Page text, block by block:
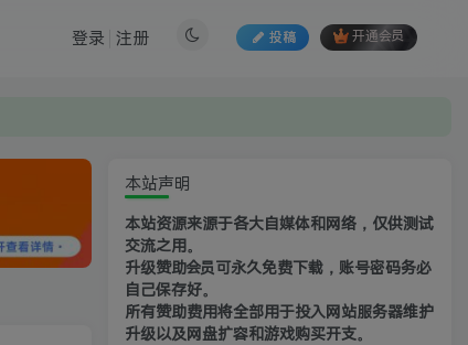
投稿 开通会员
登录 注册
本站声明
本站资源来源于各大自媒体和网络，仅供测试
交流之用。
升级赞助会员可永久免费下载，账号密码务必
自己保存好。
所有赞助费用将全部用于投入网站服务器维护
升级以及网盘扩容和游戏购买开支。